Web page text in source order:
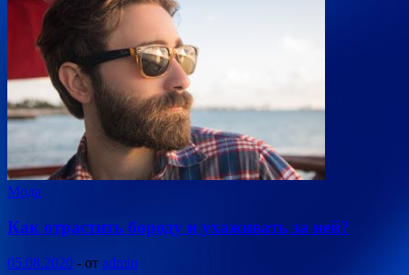
Мода
Как отрастить бороду и ухаживать за ней?
05.08.2020 - от admin